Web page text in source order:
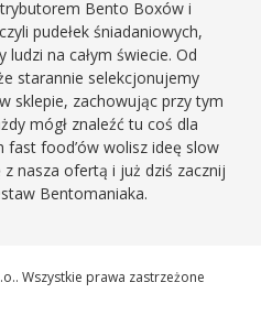
Bento Boxów i
pudełek śniadaniowych,
na całym świecie. Od
starannie selekcjonujemy
sklepie, zachowując przy tym
mógł znaleźć tu coś dla
fast food’ów wolisz ideę slow
nasza ofertą i już dziś zacznij
Bentomaniaka.
Wszystkie prawa zastrzeżone